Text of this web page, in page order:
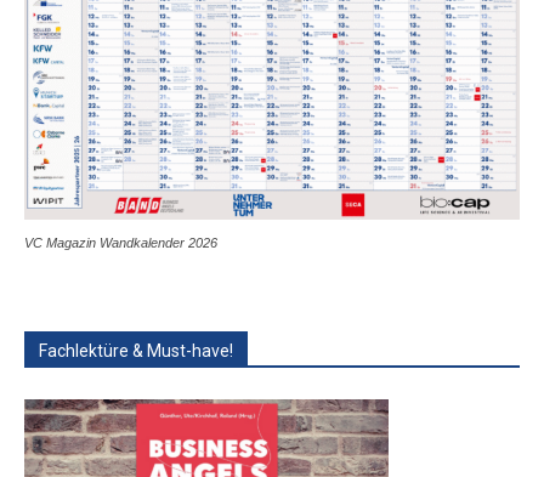
VC Magazin Wandkalender 2026
Fachlektüre & Must-have!